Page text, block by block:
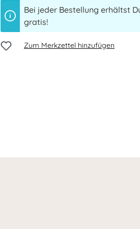
Bei jeder Bestellung erhältst
gratis!
Zum Merkzettel hinzufügen